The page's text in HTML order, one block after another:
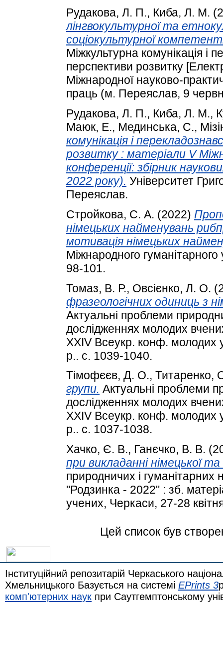
Рудакова, Л. П., Киба, Л. М.
лінгвокультурної та
соціокультурної
Міжкультурна комунікація і
перспективи розвитку
Міжнародної науково-
праць (м. Переяслав, 9
Рудакова, Л. П., Киба, Л. М.,
Маюк, Е., Мединська, С.,
комунікація і
розвитку : матеріали V
конференції: збірник
2022 року). Університет
Переяслав.
Стройкова, С. А. (2022)
німецьких найменувань
мотивація німецьких
Міжнародного
98-101.
Томаз, В. Р., Овсієнко, Л. О.
фразеологічних одиниць з
Актуальні проблеми
дослідженнях молодих
XXIV Всеукр. конф. молодих
р.. с. 1039-1040.
Тімофєєв, Д. О., Титаренко,
групи. Актуальні проблеми
дослідженнях молодих
XXIV Всеукр. конф. молодих
р.. с. 1037-1038.
Хачко, Є. В., Ганєчко, В. В.
при викладанні німецької та
природничих і
"Родзинка - 2022" : зб.
учених, Черкаси, 27-28
Цей список був
Інституційний репозитарій Черкаського
Хмельницького Базується на системі EPrints 3
комп'ютерних наук при Саутгемптонському